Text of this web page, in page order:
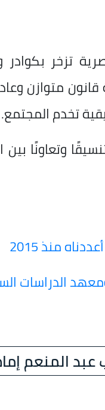
تزخر بكوادر
متوازن
تخدم المجتمع.
وتعاونًا بين
منذ 2015
الدراسات
عبد المنعم